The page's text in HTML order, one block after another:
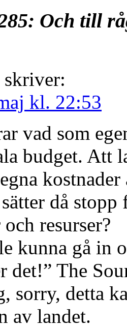
Och till
skriver:
kl. 22:53
vad som
budget. Att
då
resurser?
kunna gå in
det!” The
sorry, detta
av landet.